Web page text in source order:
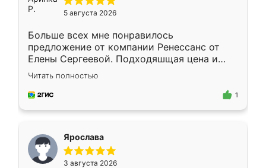
5 августа 2026
Больше всех мне понравилось
предложение от компании Ренессанс от
Елены Сергеевой. Подходяшщая цена и
короткие сроки изготовления. Приехавший
для замера сотрудник Владислав
предложил по моему эскизу самый
Читать полностью
1
Ярослава
3 августа 2026